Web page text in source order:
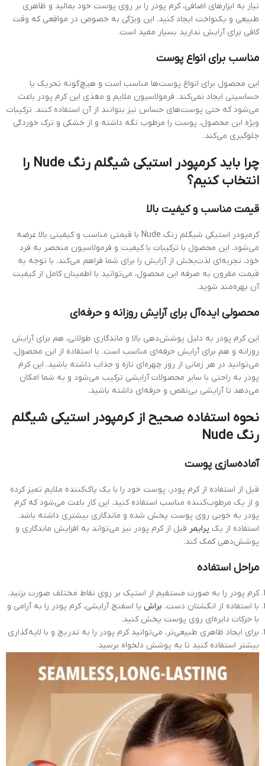
نیاز به ابزارهای اضافی، کرم پودر را بر روی پوست خود بمالید و ظاهری
طبیعی و یکنواخت ایجاد کنید. این ویژگی به خصوص در مواقعی که وقت
کافی برای آرایش ندارید بسیار مفید است.
مناسب برای انواع پوست
این محصول برای انواع پوست‌ها مناسب است و هیچ‌گونه تحریک یا
حساسیتی ایجاد نمی‌کند. فرمولاسیون ملایم و مغذی این کرم پودر باعث
می‌شود که حتی پوست‌های حساس نیز بتوانند از آن استفاده کنند. ترکیبات
ویژه این محصول، پوست را مرطوب نگه داشته و از خشکی و ترک خوردگی
جلوگیری می‌کند.
چرا باید کرمپودر استیکی شیگلم رنگ Nude را
انتخاب کنیم؟
قیمت مناسب و کیفیت بالا
کرمپودر استیکی شیگلم رنگ Nude با قیمتی مناسب و کیفیتی بالا عرضه
می‌شود. این محصول با ترکیبات با کیفیت و فرمولاسیون منحصر به فرد
خود، تجربه‌ای لذت‌بخش از آرایش را برای شما فراهم می‌کند. با توجه به
قیمت مقرون به صرفه این محصول، می‌توانید با اطمینان کامل از کیفیت
آن بهره‌مند شوید.
محصولی ایده‌آل برای آرایش روزانه و حرفه‌ای
این کرم پودر به دلیل پوشش‌دهی بالا و ماندگاری طولانی، هم برای آرایش
روزانه و هم برای آرایش حرفه‌ای مناسب است. با استفاده از این محصول،
می‌توانید در هر زمانی از روز چهره‌ای تازه و جذاب داشته باشید. این کرم
پودر به راحتی با سایر محصولات آرایشی ترکیب می‌شود و به شما امکان
می‌دهد تا آرایشی بی‌نقص و حرفه‌ای داشته باشید.
نحوه استفاده صحیح از کرمپودر استیکی شیگلم
رنگ Nude
آماده‌سازی پوست
قبل از استفاده از کرم پودر، پوست خود را با یک پاک‌کننده ملایم تمیز کرده
و از یک مرطوب‌کننده مناسب استفاده کنید. این کار باعث می‌شود که کرم
پودر به خوبی روی پوست پخش شده و ماندگاری بیشتری داشته باشد.
استفاده از یک پرایمر قبل از کرم پودر نیز می‌تواند به افزایش ماندگاری و
پوشش‌دهی کمک کند.
مراحل استفاده
کرم پودر را به صورت مستقیم از استیک بر روی نقاط مختلف صورت بزنید.
با استفاده از انگشتان دست، براش یا اسفنج آرایشی، کرم پودر را به آرامی و
با حرکات دایره‌ای روی پوست پخش کنید.
برای ایجاد ظاهری طبیعی‌تر، می‌توانید کرم پودر را به تدریج و با لایه‌گذاری
بیشتر استفاده کنید تا به پوشش دلخواه برسید.